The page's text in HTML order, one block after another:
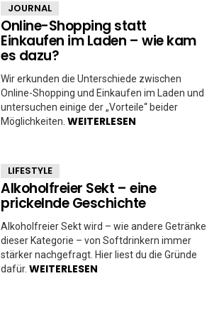
JOURNAL
Online-Shopping statt
Einkaufen im Laden – wie kam
es dazu?
Wir erkunden die Unterschiede zwischen
Online-Shopping und Einkaufen im Laden und
untersuchen einige der „Vorteile“ beider
Möglichkeiten. WEITERLESEN
LIFESTYLE
Alkoholfreier Sekt – eine
prickelnde Geschichte
Alkoholfreier Sekt wird – wie andere Getränke
dieser Kategorie – von Softdrinkern immer
stärker nachgefragt. Hier liest du die Gründe
dafür. WEITERLESEN